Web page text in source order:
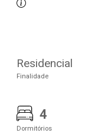
Residencial
Finalidade
4
Dormitórios